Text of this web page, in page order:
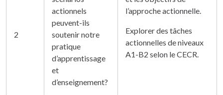
2
actionnels
peuvent-ils
soutenir notre
pratique
d’apprentissage
et
d’enseignement?
l’approche actionnelle.
Explorer des tâches
actionnelles de niveaux
A1-B2 selon le CECR.